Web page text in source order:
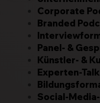
Corporate
Branded
Panel- &
Künstler- &
Experten-
Social-